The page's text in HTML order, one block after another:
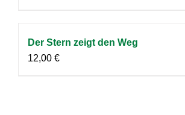
Der Stern zeigt den Weg
12,00 €